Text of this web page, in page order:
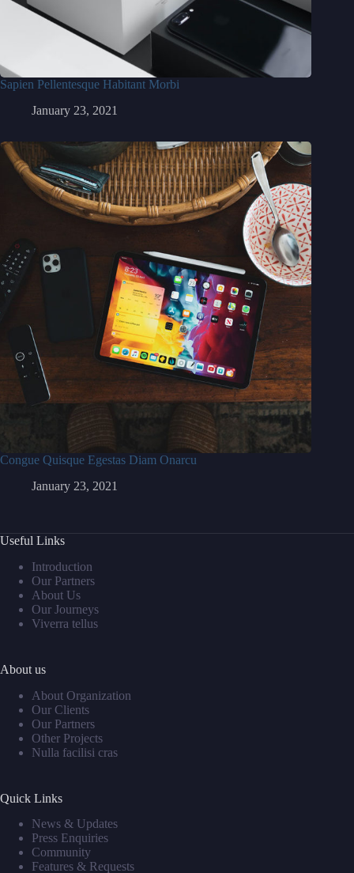
Sapien Pellentesque Habitant Morbi
January 23, 2021
Congue Quisque Egestas Diam Onarcu
January 23, 2021
Useful Links
Introduction
Our Partners
About Us
Our Journeys
Viverra tellus
About us
About Organization
Our Clients
Our Partners
Other Projects
Nulla facilisi cras
Quick Links
News & Updates
Press Enquiries
Community
Features & Requests